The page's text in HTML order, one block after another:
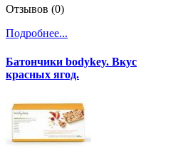
Отзывов (0)
Подробнее...
Батончики bodykey. Вкус
красных ягод.